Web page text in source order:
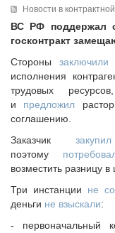
ЗАСЕДАНИЯ
НОВОСТИ
ПОЗДРАВЛЕНИЯ
Съезд Совета
Председатель
Исполнительная
Ревизионная
Палаты Совета
Комитеты Совета
Правление Совета
Обработка
Партнеры Совета
Инвестиционные
Контактная
Новости в
ВС РФ поддержал
госконтракт
Стороны заключили
исполнения
трудовых
и предложил
соглашению.
Заказчик закупил
поэтому
возместить разницу в
Три инстанции не
деньги не взыскали:
- первоначальный